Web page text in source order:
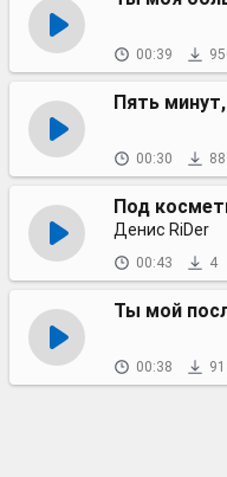
00:39
Пять
00:30
Под
Денис RiDer
00:43 4
Ты мой
00:38